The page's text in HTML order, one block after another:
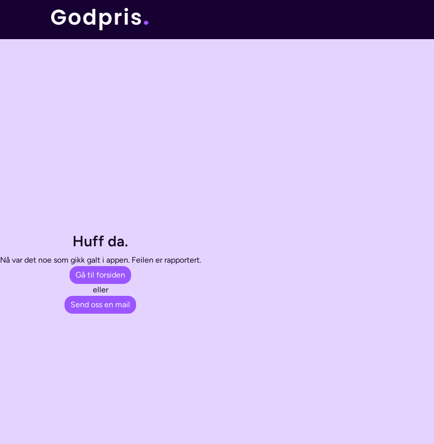
Huff da.
Nå var det noe som gikk galt i appen. Feilen er rapportert.
Gå til forsiden
eller
Send oss en mail